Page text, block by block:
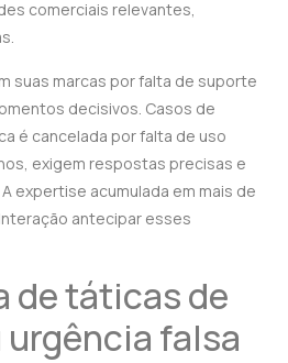
comerciais relevantes,
suas marcas por falta de suporte
decisivos. Casos de
é cancelada por falta de uso
exigem respostas precisas e
expertise acumulada em mais de
antecipar esses
de táticas de
falsa